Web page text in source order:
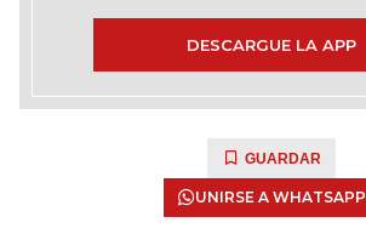
DESCARGUE LA APP
GUARDAR
UNIRSE A WHATSAPP